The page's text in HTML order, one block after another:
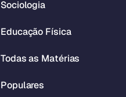
Sociologia
Educação Física
Todas as Matérias
Populares